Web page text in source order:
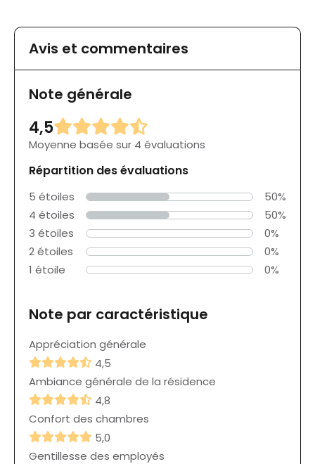
Avis et commentaires
Note générale
4,5
Moyenne basée sur 4 évaluations
Répartition des évaluations
5 étoiles
50%
4 étoiles
50%
3 étoiles
0%
2 étoiles
0%
1 étoile
0%
Note par caractéristique
Appréciation générale
4,5
Ambiance générale de la résidence
4,8
Confort des chambres
5,0
Gentillesse des employés